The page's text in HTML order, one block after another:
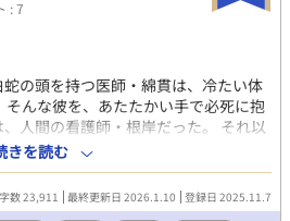
ばと思います。 またこのお話は実験
女主人公NL版でのお話も投稿してお
ど変わりません） お好きな方で、ど
: 7
の頭を持つ医師・綿貫は、冷たい体
んな彼を、あたたかい手で必死に抱
人間の看護師・根岸だった。 それ以
を忘れられなくて……？ 様々な獣人種
い体温を持つ医師と、ふつうのヒト
じ温度」を探していく冬のラブストー
ピーエンド。
きを読む
数 23,911 最終更新日 2026.1.10 登録日 2025.11.7